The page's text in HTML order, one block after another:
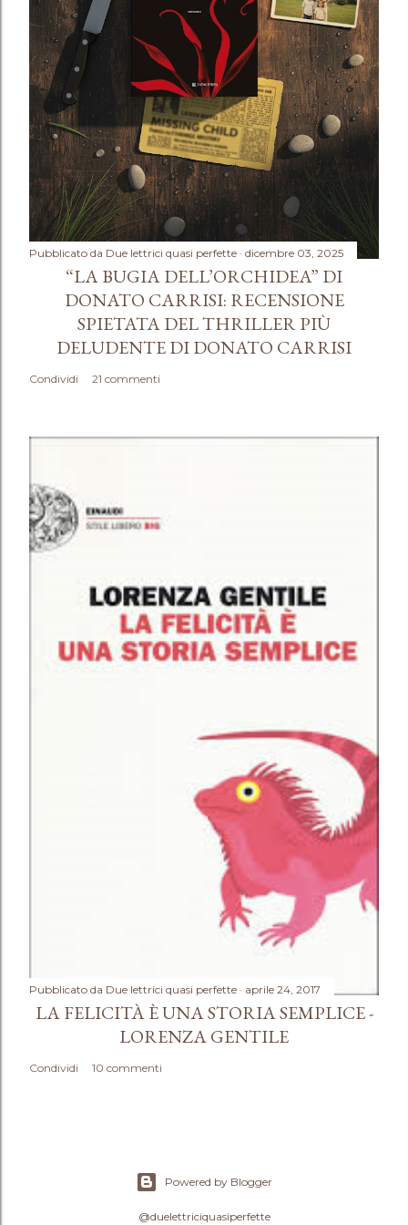
e
n
t
o
Pubblicato da Due lettrici quasi perfette dicembre 03, 2025
“LA BUGIA DELL’ORCHIDEA” DI
DONATO CARRISI: RECENSIONE
SPIETATA DEL THRILLER PIÙ
DELUDENTE DI DONATO CARRISI
Condividi 21 commenti
Pubblicato da Due lettrici quasi perfette aprile 24, 2017
LA FELICITÀ È UNA STORIA SEMPLICE -
LORENZA GENTILE
Condividi 10 commenti
Powered by Blogger
@duelettriciquasiperfette